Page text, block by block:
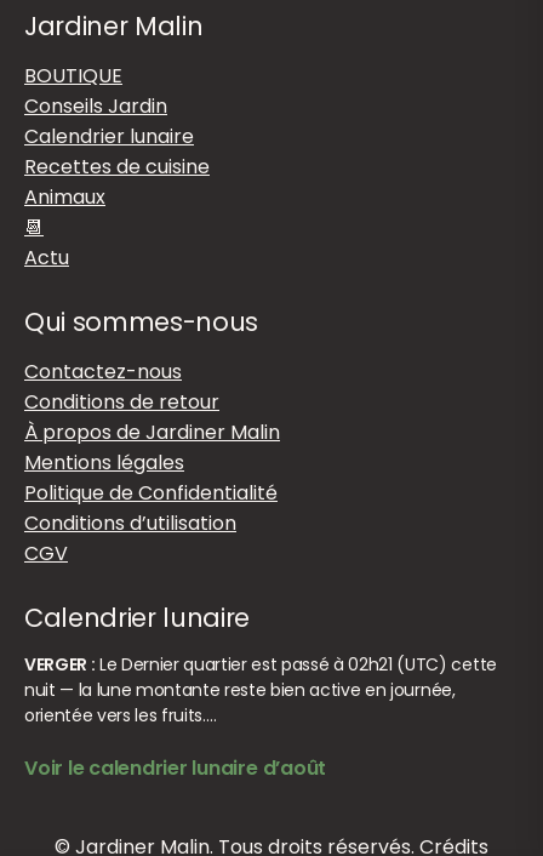
Jardiner Malin
BOUTIQUE
Conseils Jardin
Calendrier lunaire
Recettes de cuisine
Animaux
📆
Actu
Qui sommes-nous
Contactez-nous
Conditions de retour
À propos de Jardiner Malin
Mentions légales
Politique de Confidentialité
Conditions d’utilisation
CGV
Calendrier lunaire
VERGER : Le Dernier quartier est passé à 02h21 (UTC) cette
nuit — la lune montante reste bien active en journée,
orientée vers les fruits.…
Voir le calendrier lunaire d’août
© Jardiner Malin. Tous droits réservés. Crédits